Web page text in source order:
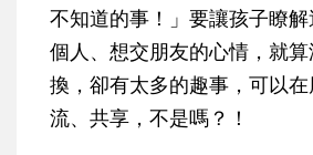
不知道的事！」要讓孩子瞭
個人、想交朋友的心情，就
換，卻有太多的趣事，可以
流、共享，不是嗎？！